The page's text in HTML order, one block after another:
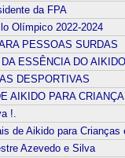
da FPA
Olímpico 2022-2024
PESSOAS SURDAS
ESSÊNCIA DO AIKIDO
DESPORTIVAS
AIKIDO PARA
!.
de Aikido para Crianças
Azevedo e Silva